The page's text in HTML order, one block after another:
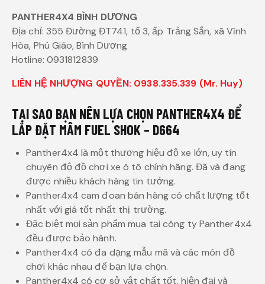
PANTHER4X4 BÌNH DƯƠNG
Địa chỉ: 355 Đường ĐT741, tổ 3, ấp Trảng Sắn, xã Vĩnh
Hòa, Phú Giáo, Bình Dương
Hotline: 0931812839
LIÊN HỆ NHƯỢNG QUYỀN: 0938.335.339 (Mr. Huy)
TẠI SAO BẠN NÊN LỰA CHỌN PANTHER4X4 ĐỂ
LẮP ĐẶT MÂM FUEL SHOK – D664
Panther4x4 là một thương hiệu độ xe lớn, uy tín
chuyên độ đồ chơi xe ô tô chính hãng. Đã và đang
được nhiều khách hàng tin tưởng.
Panther4x4 cam đoan bán hàng có chất lượng tốt
nhất với giá tốt nhất thị trường.
Đặc biệt mọi sản phẩm mua tại công ty Panther4x4
đều được bảo hành.
Panther4x4 có đa dạng mẫu mã và các món đồ
chơi khác nhau để bạn lựa chọn.
Panther4x4 có cơ sở vật chất tốt, hiện đại và